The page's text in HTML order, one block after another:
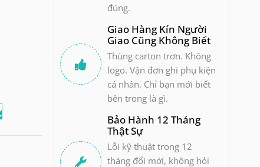
đúng.
Giao Hàng Kín Người
Giao Cũng Không Biết
Thùng carton trơn. Không
logo. Vận đơn ghi phụ kiện
cá nhân. Chỉ bạn mới biết
bên trong là gì.
Bảo Hành 12 Tháng
Thật Sự
Lỗi kỹ thuật trong 12
tháng đổi mới, không hỏi